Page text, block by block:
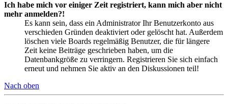
Ich habe mich vor einiger Zeit registriert, kann mich aber nicht
mehr anmelden?!
Es kann sein, dass ein Administrator Ihr Benutzerkonto aus
verschieden Gründen deaktiviert oder gelöscht hat. Außerdem
löschen viele Boards regelmäßig Benutzer, die für längere
Zeit keine Beiträge geschrieben haben, um die
Datenbankgröße zu verringern. Registrieren Sie sich einfach
erneut und nehmen Sie aktiv an den Diskussionen teil!
Nach oben